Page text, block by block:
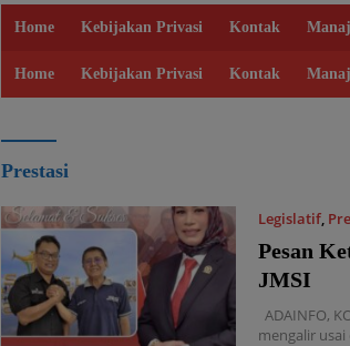
Home Kebijakan Privasi Kontak
Home Kebijakan Privasi Kontak
Prestasi
Legislatif,
Pesan
JMSI
ADAINFO,
mengalir